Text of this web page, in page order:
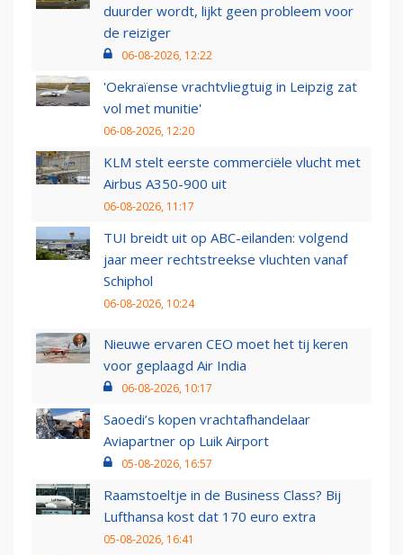
duurder wordt, lijkt geen probleem voor
de reiziger
06-08-2026, 12:22
'Oekraïense vrachtvliegtuig in Leipzig zat
vol met munitie'
06-08-2026, 12:20
KLM stelt eerste commerciële vlucht met
Airbus A350-900 uit
06-08-2026, 11:17
TUI breidt uit op ABC-eilanden: volgend
jaar meer rechtstreekse vluchten vanaf
Schiphol
06-08-2026, 10:24
Nieuwe ervaren CEO moet het tij keren
voor geplaagd Air India
06-08-2026, 10:17
Saoedi’s kopen vrachtafhandelaar
Aviapartner op Luik Airport
05-08-2026, 16:57
Raamstoeltje in de Business Class? Bij
Lufthansa kost dat 170 euro extra
05-08-2026, 16:41